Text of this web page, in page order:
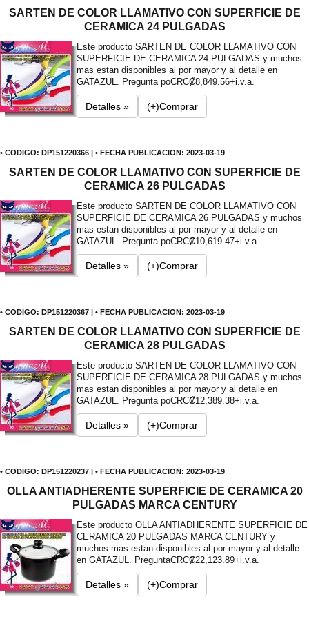
SARTEN DE COLOR LLAMATIVO CON SUPERFICIE DE
CERAMICA 24 PULGADAS
Este producto SARTEN DE COLOR LLAMATIVO CON
SUPERFICIE DE CERAMICA 24 PULGADAS y muchos
mas estan disponibles al por mayor y al detalle en
GATAZUL. Pregunta poCRC₡8,849.56+i.v.a.
Detalles » (+)Comprar
• CODIGO: DP151220366 | • FECHA PUBLICACION: 2023-03-19
SARTEN DE COLOR LLAMATIVO CON SUPERFICIE DE
CERAMICA 26 PULGADAS
Este producto SARTEN DE COLOR LLAMATIVO CON
SUPERFICIE DE CERAMICA 26 PULGADAS y muchos
mas estan disponibles al por mayor y al detalle en
GATAZUL. Pregunta poCRC₡10,619.47+i.v.a.
Detalles » (+)Comprar
• CODIGO: DP151220367 | • FECHA PUBLICACION: 2023-03-19
SARTEN DE COLOR LLAMATIVO CON SUPERFICIE DE
CERAMICA 28 PULGADAS
Este producto SARTEN DE COLOR LLAMATIVO CON
SUPERFICIE DE CERAMICA 28 PULGADAS y muchos
mas estan disponibles al por mayor y al detalle en
GATAZUL. Pregunta poCRC₡12,389.38+i.v.a.
Detalles » (+)Comprar
• CODIGO: DP151220237 | • FECHA PUBLICACION: 2023-03-19
OLLA ANTIADHERENTE SUPERFICIE DE CERAMICA 20
PULGADAS MARCA CENTURY
Este producto OLLA ANTIADHERENTE SUPERFICIE DE
CERAMICA 20 PULGADAS MARCA CENTURY y
muchos mas estan disponibles al por mayor y al detalle
en GATAZUL. PreguntaCRC₡22,123.89+i.v.a.
Detalles » (+)Comprar